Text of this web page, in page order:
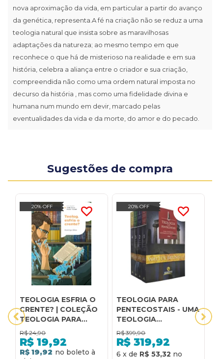
nova aproximação da vida, em particular a partir do avanço
da genética, representa.A fé na criação não se reduz a uma
teologia natural que insista sobre as maravilhosas
adaptações da natureza; ao mesmo tempo em que
reconhece o que há de misterioso na realidade e em sua
história, celebra a aliança entre o criador e sua criação,
compreendida não como uma ordem natural imposta no
decurso da história , mas como uma fidelidade divina e
humana num mundo em devir, marcado pelas
eventualidades da vida e da morte, do amor e do pecado.
Sugestões de compra
20% OFF
TEOLOGIA ESFRIA O
CRENTE? | COLEÇÃO
TEOLOGIA PARA
TODOS
R$ 24,90
R$ 19,92
R$ 19,92
20% OFF
TEOLOGIA PARA
PENTECOSTAIS - UMA
TEOLOGIA
SISTEMATICA
R$ 399,90
R$ 319,92
6 x de R$ 53,32